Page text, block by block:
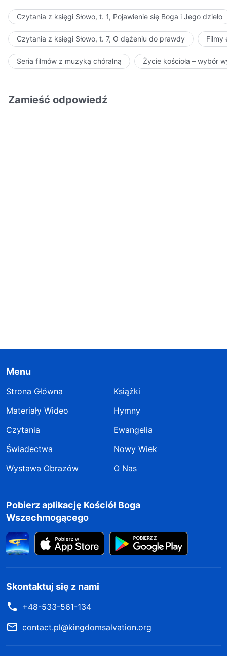
Czytania z księgi Słowo, t. 1, Pojawienie się Boga i Jego dzieło
Czytania z księgi Słowo, t. 7, O dążeniu do prawdy Filmy
Seria filmów z muzyką chóralną Życie kościoła – wybór
Zamieść odpowiedź
Menu
Strona Główna
Książki
Materiały Wideo
Hymny
Czytania
Ewangelia
Świadectwa
Nowy Wiek
Wystawa Obrazów
O Nas
Pobierz aplikację Kościół Boga
Wszechmogącego
Skontaktuj się z nami
+48-533-561-134
contact.pl@kingdomsalvation.org